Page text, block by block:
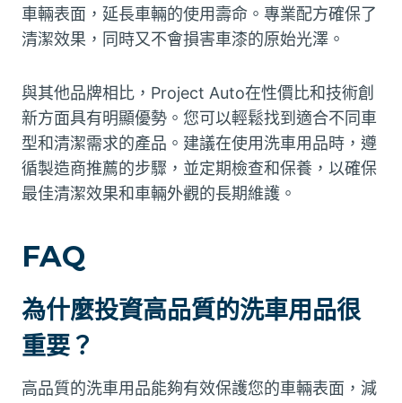
車輛表面，延長車輛的使用壽命。專業配方確保了
清潔效果，同時又不會損害車漆的原始光澤。
與其他品牌相比，Project Auto在性價比和技術創
新方面具有明顯優勢。您可以輕鬆找到適合不同車
型和清潔需求的產品。建議在使用洗車用品時，遵
循製造商推薦的步驟，並定期檢查和保養，以確保
最佳清潔效果和車輛外觀的長期維護。
FAQ
為什麼投資高品質的洗車用品很
重要？
高品質的洗車用品能夠有效保護您的車輛表面，減